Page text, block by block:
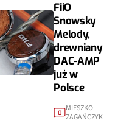
FiiO
Snowsky
Melody,
drewniany
DAC-AMP
już w
Polsce
0
MIESZKO
ZAGAŃCZYK